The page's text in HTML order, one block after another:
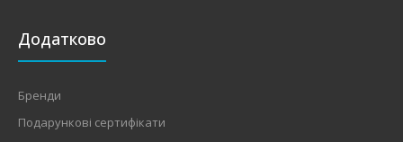
Додатково
Бренди
Подарункові сертифікати